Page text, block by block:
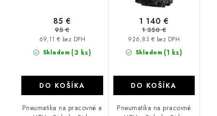
Skladom (3 ks)
69,11 € bez DPH
85 €
95 €
DO KOŠÍKA
Pneumatika na pracovné a
Skladom (1 ks)
926,83 € bez DPH
1 140 €
1 350 €
DO KOŠÍKA
Pneumatika na pracovné